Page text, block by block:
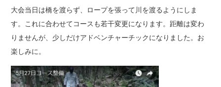
大会当日は橋を渡らず、ロープを張って川を渡るようにしま
す。これに合わせてコースも若干変更になります。距離は変わ
りませんが、少しだけアドベンチャーチックになりました。お
楽しみに。